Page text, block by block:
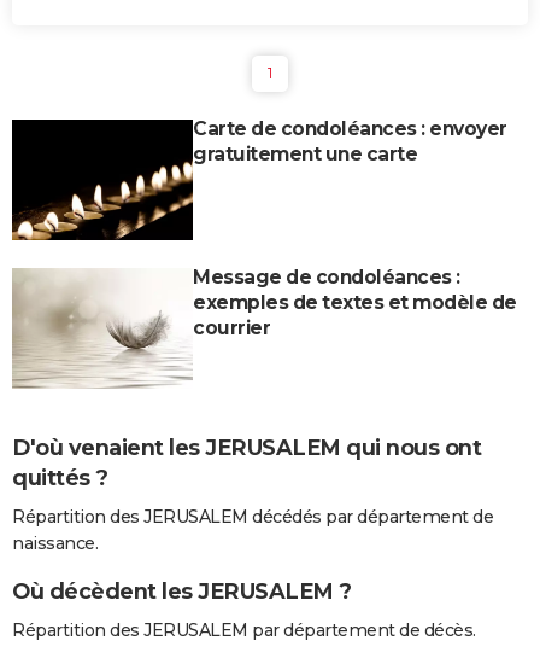
1
Carte de condoléances : envoyer
gratuitement une carte
Message de condoléances :
exemples de textes et modèle de
courrier
D'où venaient les JERUSALEM qui nous ont
quittés ?
Répartition des JERUSALEM décédés par département de
naissance.
Où décèdent les JERUSALEM ?
Répartition des JERUSALEM par département de décès.